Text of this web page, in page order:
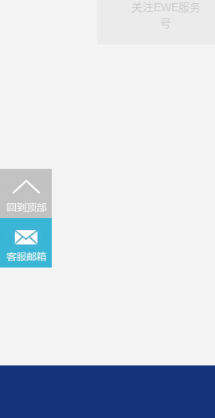
关注EWE服务
号